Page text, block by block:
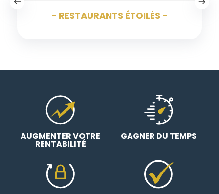
- RESTAURANTS ÉTOILÉS -
AUGMENTER VOTRE
RENTABILITÉ
GAGNER DU TEMPS